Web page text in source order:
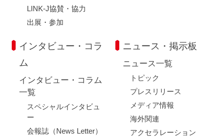
LINK-J協賛・協力
出展・参加
インタビュー・コラ
ム
インタビュー・コラム
一覧
スペシャルインタビュ
ー
会報誌（News Letter）
ニュース・掲示板
ニュース一覧
トピック
プレスリリース
メディア情報
海外関連
アクセラレーション